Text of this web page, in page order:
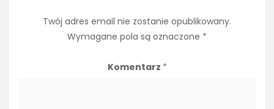
Twój adres email nie zostanie opublikowany.
Wymagane pola są oznaczone *
Komentarz *